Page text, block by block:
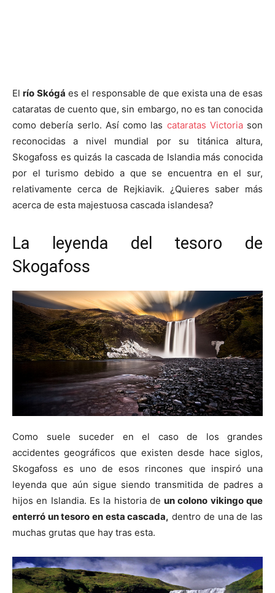
Elrío Skógá es el responsable de que exista una de esas
cataratas de cuento que, sin embargo, no es tan conocida
como debería serlo. Así como las cataratas Victoriason
reconocidas a nivel mundial por su titánica altura,
Skogafoss es quizás la cascada de Islandia más conocida
por el turismo debido a que se encuentra en el sur,
relativamente cerca de Rejkiavik. ¿Quieres saber más
acerca de esta majestuosa cascada islandesa?
La leyenda del tesoro de
Skogafoss
Como suele suceder en el caso de los grandes
accidentes geográficos que existen desde hace siglos,
Skogafoss es uno de esos rincones que inspiró una
leyenda que aún sigue siendo transmitida de padres a
hijos en Islandia. Es la historia deun colono vikingo que
enterró un tesoro en esta cascada, dentro de una de las
muchas grutas que hay tras esta.